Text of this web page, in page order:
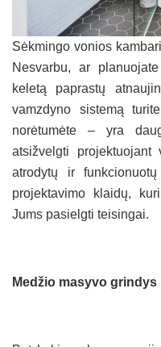
Sėkmingo vonios
Nesvarbu, ar
keletą paprastų
vamzdyno sistemą
norėtumėte – yra
atsižvelgti
atrodytų ir
projektavimo klaidų,
Jums pasielgti teisingai.
Medžio masyvo grindys